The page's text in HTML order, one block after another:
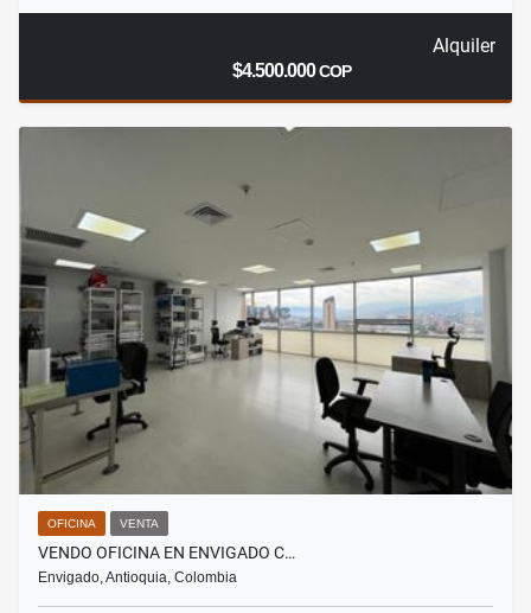
Alquiler
$4.500.000COP
OFICINA VENTA
VENDO OFICINA EN ENVIGADO C…
Envigado, Antioquia, Colombia